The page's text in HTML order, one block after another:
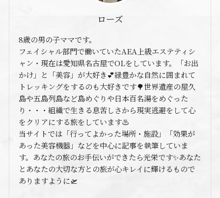
ローズ
8歳の男の子ママです。
フェイシャル部門で働いていたAEA上級エステティシ
ャン・現在は愛知県名古屋でOLをしています。「お出
かけ」と「美容」が大好き💕緑豊かな自然に囲まれて
トレッキングをするのも大好きです🌳世界遺産の屋久
島や五島列島など島めぐりや日本百名湯をめぐった
り・・・組織で生きる息苦しさから現実逃避をして心
をクリアにする旅をしています♨️
当サイトでは「行ってよかった場所・施設」「効果が
あった美容機器」などを中心に記事を執筆していま
す。あなたの旅のお手伝いができたら光栄です✨あなた
とあなたの大切な方との旅が心キレイに輝けるもので
ありますように🛫